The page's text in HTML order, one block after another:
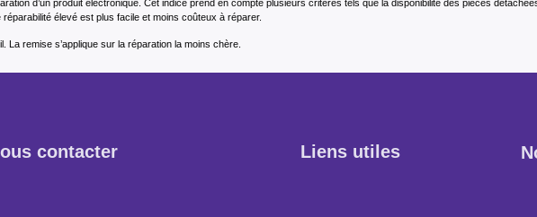
d’un produit électronique. Cet indice prend en compte plusieurs critères tels que la disponibilité des pièces
élevé est plus facile et moins coûteux à réparer.
remise s’applique sur la réparation la moins chère.
contacter Liens utiles